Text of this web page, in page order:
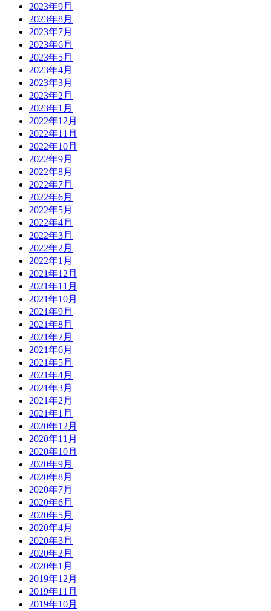
2023年9月
2023年8月
2023年7月
2023年6月
2023年5月
2023年4月
2023年3月
2023年2月
2023年1月
2022年12月
2022年11月
2022年10月
2022年9月
2022年8月
2022年7月
2022年6月
2022年5月
2022年4月
2022年3月
2022年2月
2022年1月
2021年12月
2021年11月
2021年10月
2021年9月
2021年8月
2021年7月
2021年6月
2021年5月
2021年4月
2021年3月
2021年2月
2021年1月
2020年12月
2020年11月
2020年10月
2020年9月
2020年8月
2020年7月
2020年6月
2020年5月
2020年4月
2020年3月
2020年2月
2020年1月
2019年12月
2019年11月
2019年10月